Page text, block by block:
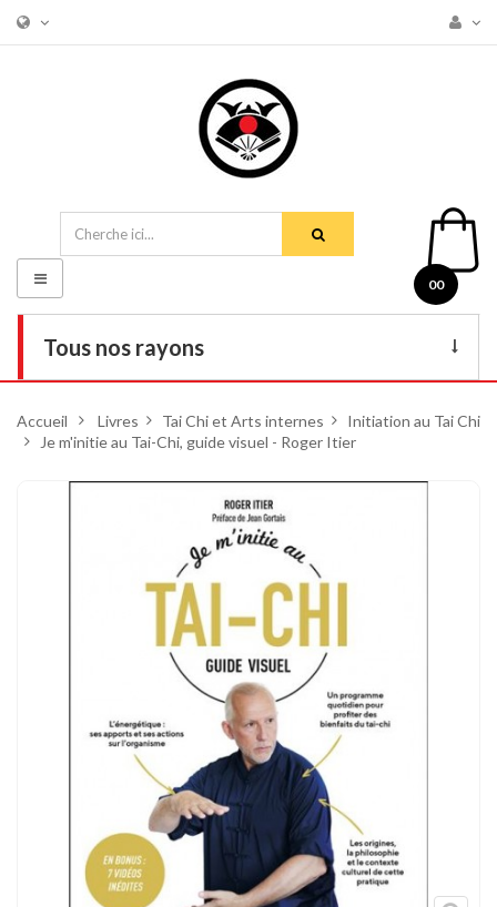
00
Tous nos rayons
DVD
Armes
Cible de frappe
Condition physique
Accessoires
Décoration
Voir plus
Basculer
la
navigation
Accueil > Livres > Tai Chi et Arts internes > Initiation au Tai Chi
>
Je m'initie au Tai-Chi, guide visuel - Roger Itier